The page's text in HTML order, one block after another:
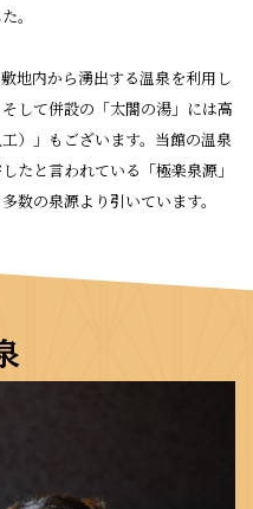
。
地内から湧出する温泉を利用し
して併設の「太閤の湯」には高
）」もございます。当館の温泉
たと言われている「極楽泉源」
数の泉源より引いています。